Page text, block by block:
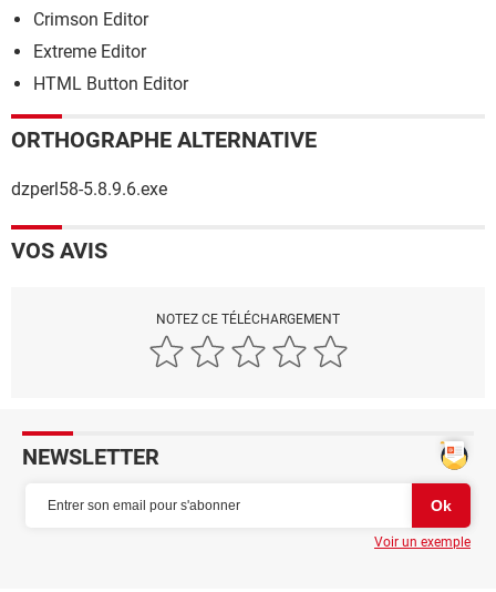
Crimson Editor
Extreme Editor
HTML Button Editor
ORTHOGRAPHE ALTERNATIVE
dzperl58-5.8.9.6.exe
VOS AVIS
NOTEZ CE TÉLÉCHARGEMENT
NEWSLETTER
Voir un exemple